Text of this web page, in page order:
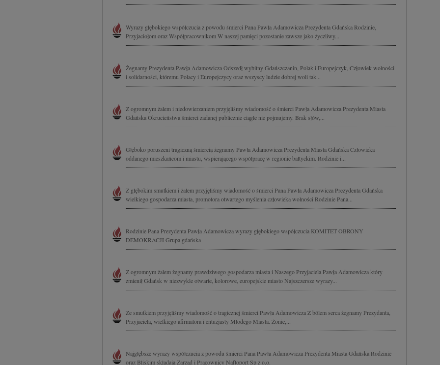
Wyrazy głębokiego współczucia z powodu śmierci Pana Pawła Adamowicza Prezydenta Gdańska Rodzinie,
Przyjaciołom oraz Współpracownikom W naszej pamięci pozostanie zawsze jako życzliwy...
Żegnamy Prezydenta Pawła Adamowicza Odszedł wybitny Gdańszczanin, Polak i Europejczyk, Człowiek wolności
i solidarności, któremu Polacy i Europejczycy oraz wszyscy ludzie dobrej woli tak...
Z ogromnym żalem i niedowierzaniem przyjęliśmy wiadomość o śmierci Pawła Adamowicza Prezydenta Miasta
Gdańska Okrucieństwa śmierci zadanej publicznie ciągle nie pojmujemy. Brak słów,...
Głęboko poruszeni tragiczną śmiercią żegnamy Pawła Adamowicza Prezydenta Miasta Gdańska Człowieka
oddanego mieszkańcom i miastu, wspierającego współpracę w regionie bałtyckim. Rodzinie i...
Z głębokim smutkiem i żalem przyjęliśmy wiadomość o śmierci Pana Pawła Adamowicza Prezydenta Gdańska
wielkiego gospodarza miasta, promotora otwartego myślenia człowieka wolności Rodzinie Pana...
Rodzinie Pana Prezydenta Pawła Adamowicza wyrazy głębokiego współczucia KOMITET OBRONY
DEMOKRACJI Grupa gdańska
Z ogromnym żalem żegnamy prawdziwego gospodarza miasta i Naszego Przyjaciela Pawła Adamowicza który
zmienił Gdańsk w niezwykle otwarte, kolorowe, europejskie miasto Najszczersze wyrazy...
Ze smutkiem przyjęliśmy wiadomość o tragicznej śmierci Pawła Adamowicza Z bólem serca żegnamy Prezydanta,
Przyjaciela, wielkiego afirmatora i entuzjasty Młodego Miasta. Żonie,...
Najgłębsze wyrazy współczucia z powodu śmierci Pana Pawła Adamowicza Prezydenta Miasta Gdańska Rodzinie
oraz Bliskim składają Zarząd i Pracownicy Naftoport Sp z o.o.